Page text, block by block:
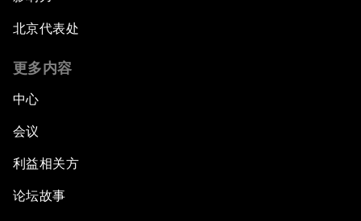
北京代表处
更多内容
中心
会议
利益相关方
论坛故事